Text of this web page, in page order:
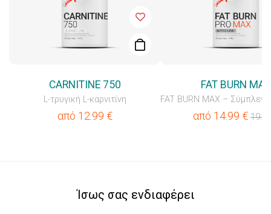
CARNITINE 750
L-τρυγική L-καρνιτίνη
από 12.99 €
FAT BURN MAX
από 14.99 € 19.99
Ίσως σας ενδιαφέρει